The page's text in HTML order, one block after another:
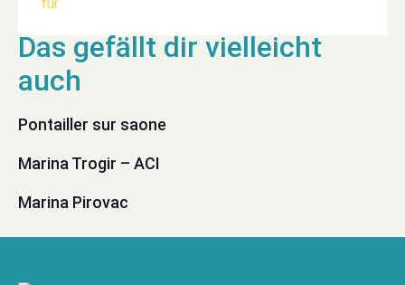
Pontailler sur saone
Marina Trogir – ACI
Marina Pirovac